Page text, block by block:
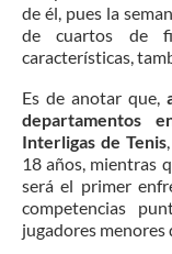
de él, pues la
de cuartos de
características,
Es de anotar que,
departamentos
Interligas de Tenis
18 años, mientras
será el primer
competencias
jugadores menores